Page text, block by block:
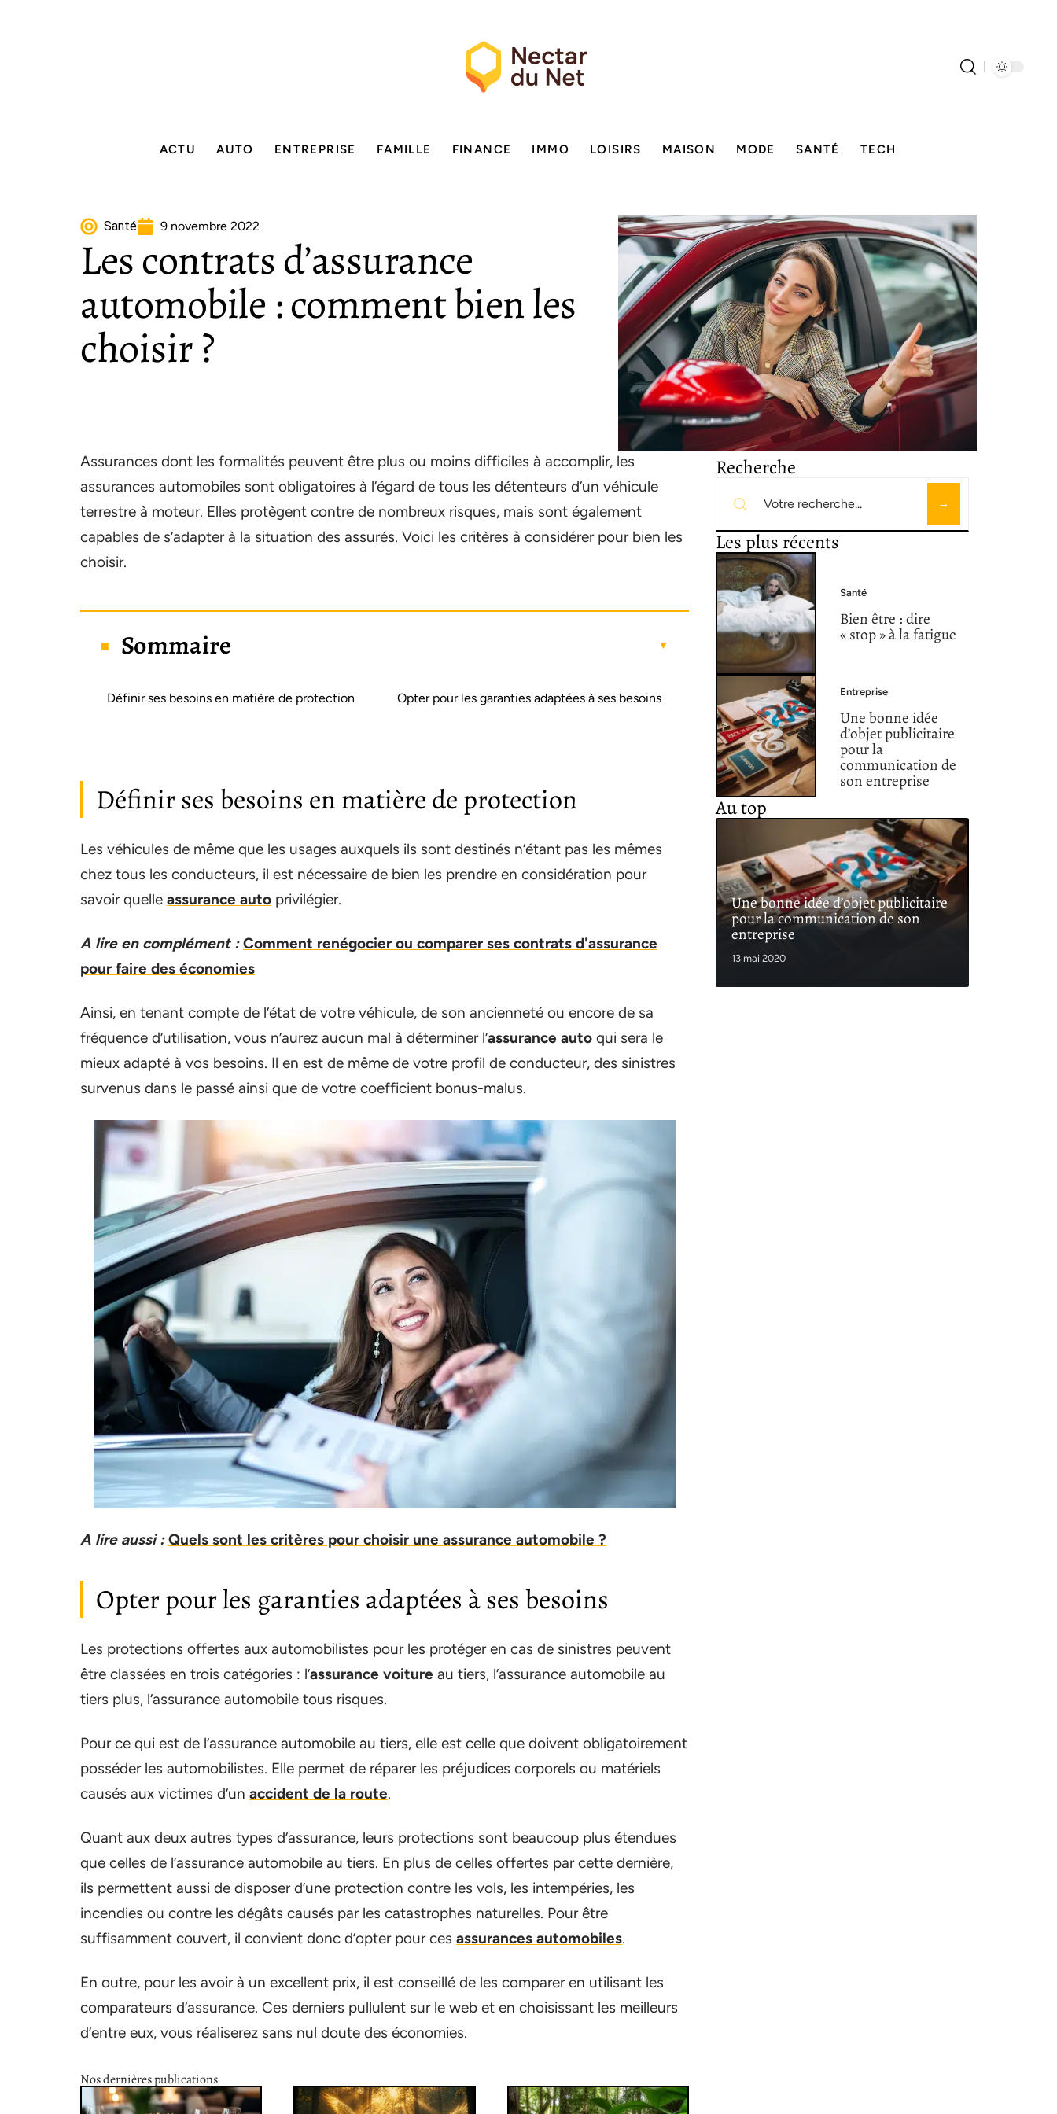
ACTU AUTO ENTREPRISE FAMILLE FINANCE IMMO LOISIRS MAISON MODE SANTÉ TECH
Santé 9 novembre 2022
Les contrats d’assurance
automobile : comment bien les
choisir ?
Assurances dont les formalités peuvent être plus ou moins difficiles à accomplir, les
assurances automobiles sont obligatoires à l’égard de tous les détenteurs d’un véhicule
terrestre à moteur. Elles protègent contre de nombreux risques, mais sont également
capables de s’adapter à la situation des assurés. Voici les critères à considérer pour bien les
choisir.
Sommaire
Définir ses besoins en matière de protection Opter pour les garanties adaptées à ses besoins
Définir ses besoins en matière de protection
Les véhicules de même que les usages auxquels ils sont destinés n’étant pas les mêmes
chez tous les conducteurs, il est nécessaire de bien les prendre en considération pour
savoir quelle assurance auto privilégier.
A lire en complément : Comment renégocier ou comparer ses contrats d'assurance
pour faire des économies
Ainsi, en tenant compte de l’état de votre véhicule, de son ancienneté ou encore de sa
fréquence d’utilisation, vous n’aurez aucun mal à déterminer l’assurance auto qui sera le
mieux adapté à vos besoins. Il en est de même de votre profil de conducteur, des sinistres
survenus dans le passé ainsi que de votre coefficient bonus-malus.
A lire aussi : Quels sont les critères pour choisir une assurance automobile ?
Opter pour les garanties adaptées à ses besoins
Les protections offertes aux automobilistes pour les protéger en cas de sinistres peuvent
être classées en trois catégories : l’assurance voiture au tiers, l’assurance automobile au
tiers plus, l’assurance automobile tous risques.
Pour ce qui est de l’assurance automobile au tiers, elle est celle que doivent obligatoirement
posséder les automobilistes. Elle permet de réparer les préjudices corporels ou matériels
causés aux victimes d’un accident de la route.
Quant aux deux autres types d’assurance, leurs protections sont beaucoup plus étendues
que celles de l’assurance automobile au tiers. En plus de celles offertes par cette dernière,
ils permettent aussi de disposer d’une protection contre les vols, les intempéries, les
incendies ou contre les dégâts causés par les catastrophes naturelles. Pour être
suffisamment couvert, il convient donc d’opter pour ces assurances automobiles.
En outre, pour les avoir à un excellent prix, il est conseillé de les comparer en utilisant les
comparateurs d’assurance. Ces derniers pullulent sur le web et en choisissant les meilleurs
d’entre eux, vous réaliserez sans nul doute des économies.
Nos dernières publications
Recherche
Les plus récents
Santé
Bien être : dire
« stop » à la fatigue
Entreprise
Une bonne idée
d’objet publicitaire
pour la
communication de
son entreprise
Au top
Une bonne idée d’objet publicitaire
pour la communication de son
entreprise
13 mai 2020